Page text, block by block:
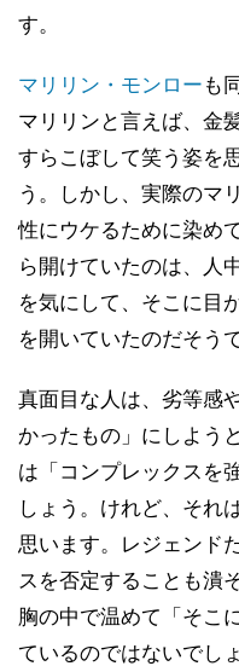
す。
マリリン・モンロー も
マリリンと言えば、金
すらこぼして笑う姿を
う。しかし、実際のマ
性にウケるために染め
ら開けていたのは、人
を気にして、そこに目
を開いていたのだそうで
真面目な人は、劣等感
かったもの」にしよう
は「コンプレックスを
しょう。けれど、それ
思います。レジェンド
スを否定することも潰
胸の中で温めて「そこ
ているのではないでし